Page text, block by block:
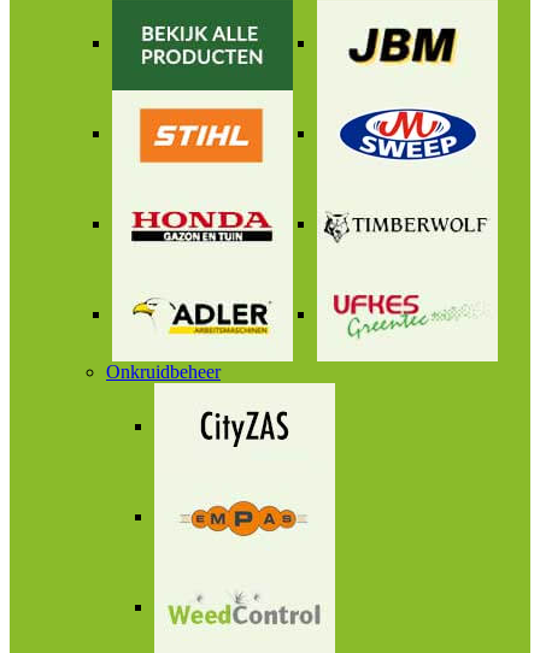
Onkruidbeheer